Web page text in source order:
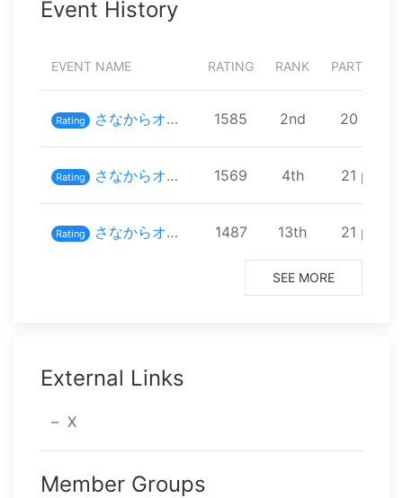
Event History
EVENT NAME RATING RANK
Rating さなからオフ - 陽光カップ 1585 ⁨2⁩nd ⁨20⁩
Rating さなからオフ - 通常スーパーリーグ 1569 ⁨4⁩th ⁨21⁩
Rating さなからオフ - 化石カップ 1487 ⁨13⁩th ⁨21⁩
SEE MORE
External Links
X
Member Groups